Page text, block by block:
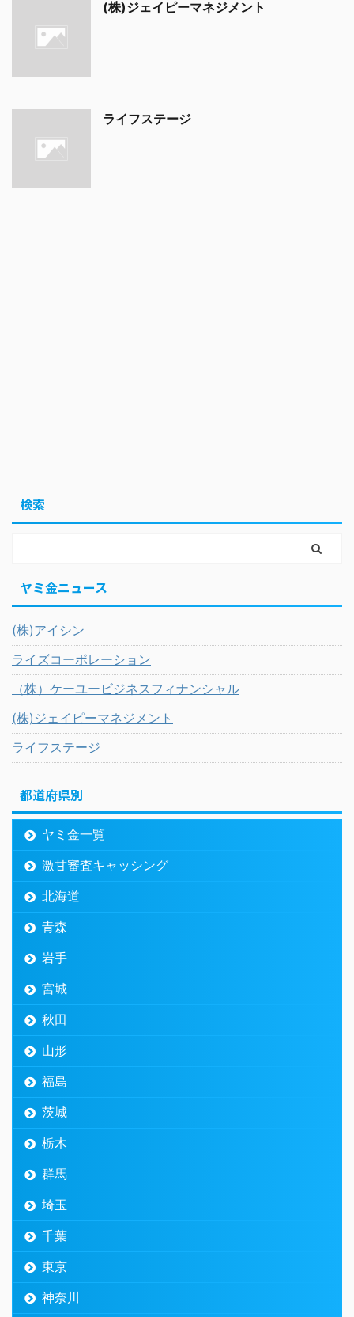
(株)ジェイピーマネジメント
ライフステージ
検索
ヤミ金ニュース
(株)アイシン
ライズコーポレーション
（株）ケーユービジネスフィナンシャル
(株)ジェイピーマネジメント
ライフステージ
都道府県別
ヤミ金一覧
激甘審査キャッシング
北海道
青森
岩手
宮城
秋田
山形
福島
茨城
栃木
群馬
埼玉
千葉
東京
神奈川